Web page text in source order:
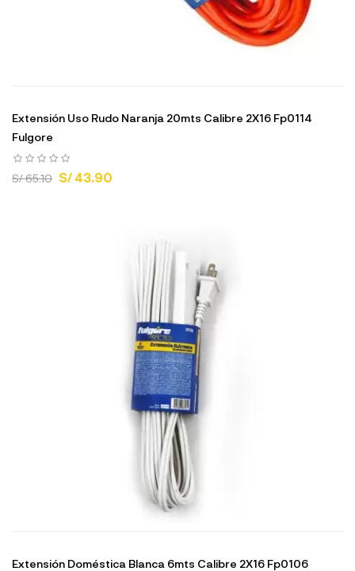
Extensión Uso Rudo Naranja 20mts Calibre 2X16 Fp0114
Fulgore
S/ 65.10 S/ 43.90
Extensión Doméstica Blanca 6mts Calibre 2X16 Fp0106